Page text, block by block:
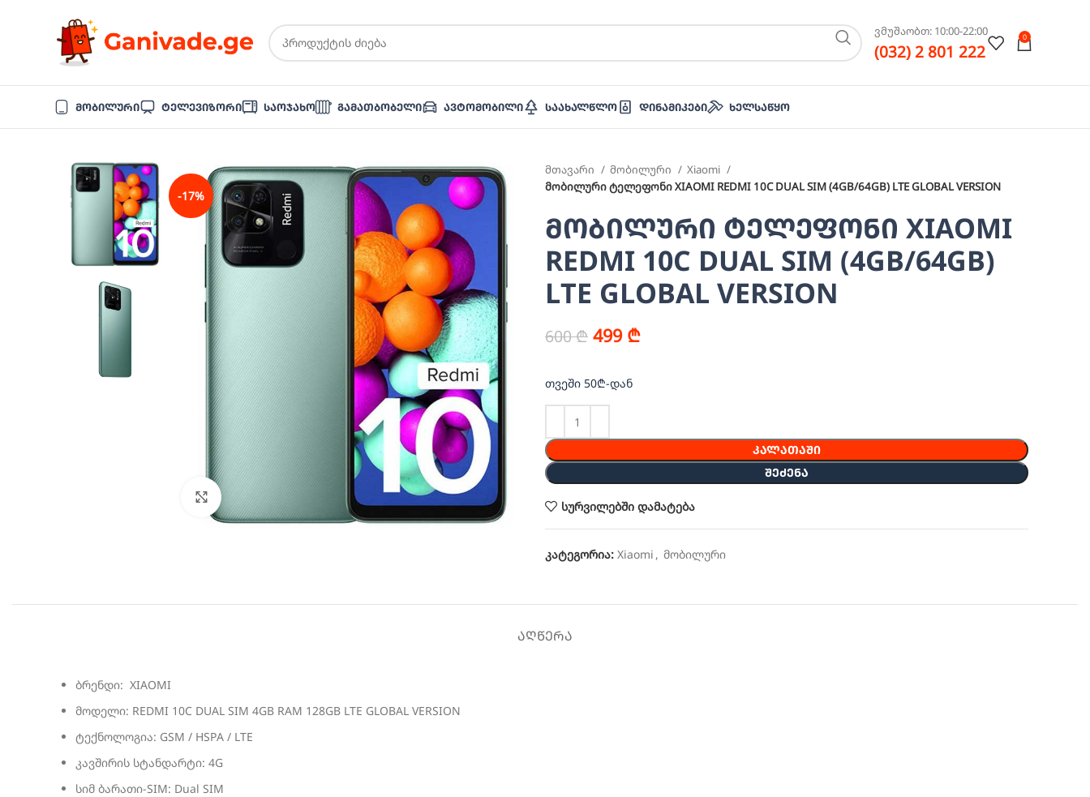
ვმუშაობთ: 10:00-22:00
(032) 2 801 222
0
Მობილური Ტელევიზორი Საოჯახო Გამათბობელი Ავტომობილი Საახალწლო Დინამიკები Ხელსაწყო
-17%
სურათის გადიდება
მთავარი მობილური
Xiaomi
მობილური ტელეფონი XIAOMI REDMI 10C DUAL SIM (4GB/64GB) LTE GLOBAL VERSION
მობილური ტელეფონი XIAOMI
REDMI 10C DUAL SIM (4GB/64GB)
LTE GLOBAL VERSION
600₾ 499 ₾
თვეში 50₾-დან
ᲙᲐᲚᲐᲗᲐᲨᲘ
ᲨᲔᲫᲔᲜᲐ
სურვილებში დამატება
კატეგორია: Xiaomi , მობილური
ᲐᲦᲬᲔᲠᲐ
ბრენდი: XIAOMI
მოდელი: REDMI 10C DUAL SIM 4GB RAM 128GB LTE GLOBAL VERSION
ტექნოლოგია: GSM / HSPA / LTE
კავშირის სტანდარტი: 4G
სიმ ბარათი-SIM: Dual SIM